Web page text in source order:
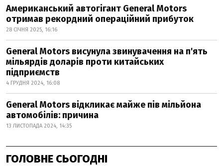
Американський автогігант General Motors
отримав рекордний операційний прибуток
28 СІЧНЯ 2025, 16:16
General Motors висунула звинувачення на п'ять
мільярдів доларів проти китайських
підприємств
4 ГРУДНЯ 2024, 16:08
General Motors відкликає майже пів мільйона
автомобілів: причина
13 ЛИСТОПАДА 2024, 14:35
ГОЛОВНЕ СЬОГОДНІ